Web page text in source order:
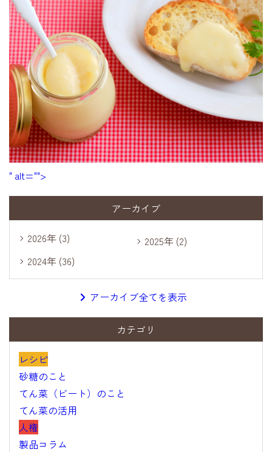
" alt="">
アーカイブ
2026年 (3)
2025年 (2)
2024年 (36)
アーカイブ全てを表示
カテゴリ
レシピ
砂糖のこと
てん菜（ビート）のこと
てん菜の活用
人権
製品コラム